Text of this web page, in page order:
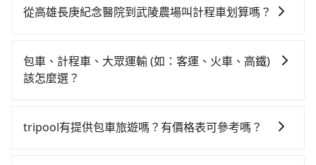
現場購票並於月台排隊的時間約20分鐘，再乘坐42~69
程車，搭上小黃後約花70分鐘、車費1,800元後，抵達武
陵農場 (台中市和平區) 的目的地。全程加上轉車時間共3
則每人平均花費約1,500元，費時3小時11分鐘。長距離
時不需要閉目養神（因為要自己開車），最重要的是你
$115~205承租小轎車，每公里再額外加收$3.2，從高雄
長庚紀念醫院到武陵農場的花費預估為
時40元路邊停車費用預估進去，但額外的汽車保險與可
從高雄長庚紀念醫院到武陵農場叫計程車划算嗎？
灣大車隊、Uber、Line Taxi、Yoxi等，如果在路邊攔不
到車，也可考慮打電話至高雄市鳥松區當地唯一的計程
可再更便宜。關於交通需要特別注意：像武陵農場這樣
包車、計程車、大眾運輸 (如：客運、火車、高鐵)
該怎麼選？
擇： 預算：不同交通工具價格不同，可先確定您的預
tripool有提供包車旅遊嗎？有價格表可參考嗎？